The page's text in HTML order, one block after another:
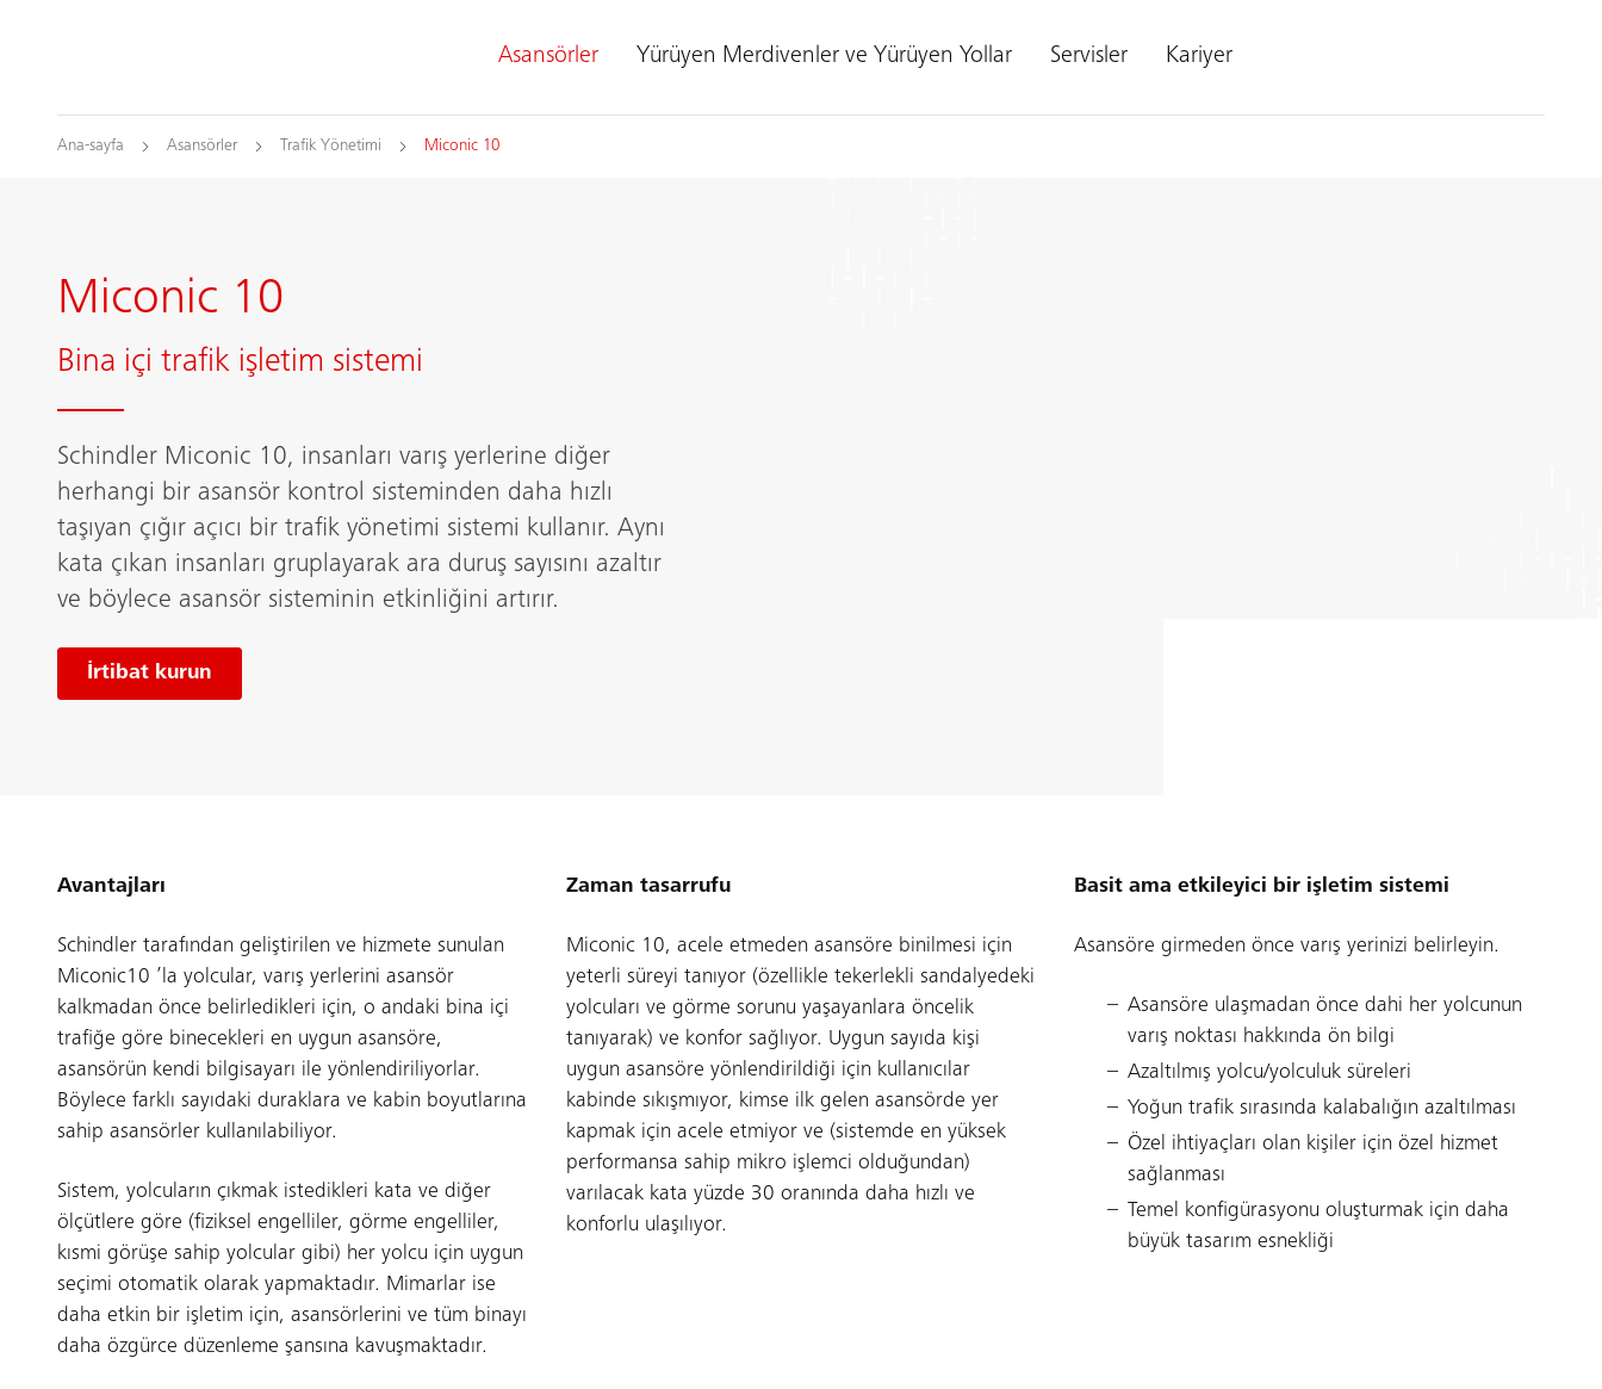
Asansörler Yürüyen Merdivenler ve Yürüyen Yollar Servisler Kariyer
Ana-sayfa Asansörler Trafik Yönetimi Miconic 10
Miconic 10
Bina içi trafik işletim sistemi
Schindler Miconic 10, insanları varış yerlerine diğer
herhangi bir asansör kontrol sisteminden daha hızlı
taşıyan çığır açıcı bir trafik yönetimi sistemi kullanır. Aynı
kata çıkan insanları gruplayarak ara duruş sayısını azaltır
ve böylece asansör sisteminin etkinliğini artırır.
İrtibat kurun
Avantajları
Schindler tarafından geliştirilen ve hizmete sunulan
Miconic10 ’la yolcular, varış yerlerini asansör
kalkmadan önce belirledikleri için, o andaki bina içi
trafiğe göre binecekleri en uygun asansöre,
asansörün kendi bilgisayarı ile yönlendiriliyorlar.
Böylece farklı sayıdaki duraklara ve kabin boyutlarına
sahip asansörler kullanılabiliyor.
Sistem, yolcuların çıkmak istedikleri kata ve diğer
ölçütlere göre (fiziksel engelliler, görme engelliler,
kısmi görüşe sahip yolcular gibi) her yolcu için uygun
seçimi otomatik olarak yapmaktadır. Mimarlar ise
daha etkin bir işletim için, asansörlerini ve tüm binayı
daha özgürce düzenleme şansına kavuşmaktadır.
Zaman tasarrufu
Miconic 10, acele etmeden asansöre binilmesi için
yeterli süreyi tanıyor (özellikle tekerlekli sandalyedeki
yolcuları ve görme sorunu yaşayanlara öncelik
tanıyarak) ve konfor sağlıyor. Uygun sayıda kişi
uygun asansöre yönlendirildiği için kullanıcılar
kabinde sıkışmıyor, kimse ilk gelen asansörde yer
kapmak için acele etmiyor ve (sistemde en yüksek
performansa sahip mikro işlemci olduğundan)
varılacak kata yüzde 30 oranında daha hızlı ve
konforlu ulaşılıyor.
Basit ama etkileyici bir işletim sistemi
Asansöre girmeden önce varış yerinizi belirleyin.
Asansöre ulaşmadan önce dahi her yolcunun
varış noktası hakkında ön bilgi
Azaltılmış yolcu/yolculuk süreleri
Yoğun trafik sırasında kalabalığın azaltılması
Özel ihtiyaçları olan kişiler için özel hizmet
sağlanması
Temel konfigürasyonu oluşturmak için daha
büyük tasarım esnekliği